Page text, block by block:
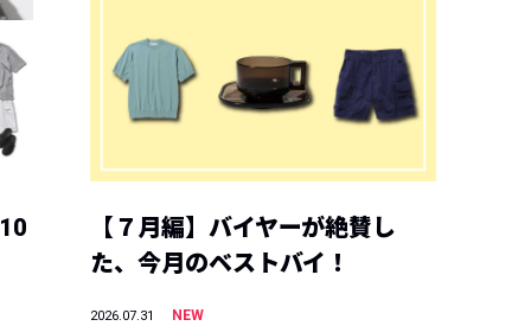
【７月編】バイヤーが絶賛し
た、今月のベストバイ！
2026.07.31
NEW